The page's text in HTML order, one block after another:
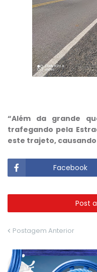
“Além da grande
trafegando pela
este trajeto,
Facebook
Post
Postagem Anterior